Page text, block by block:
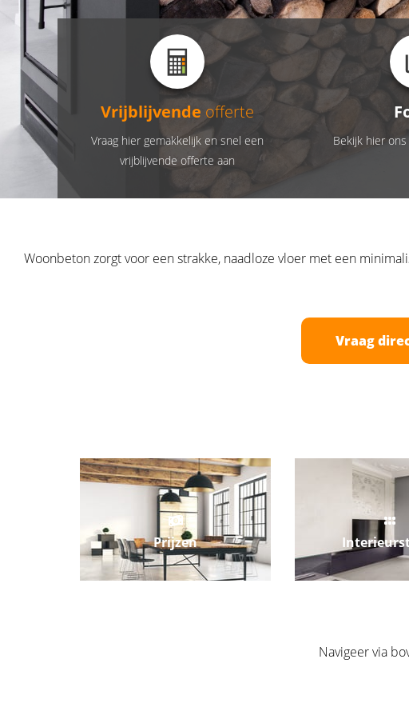
Vrijblijvende offerte
Vraag hier gemakkelijk en snel een
vrijblijvende offerte aan
Bekijk hier
Woonbeton zorgt voor een strakke, naadloze vloer met een
Vraag
Prijzen
Navigeer via